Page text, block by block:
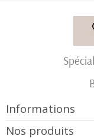
Informations
Nos produits